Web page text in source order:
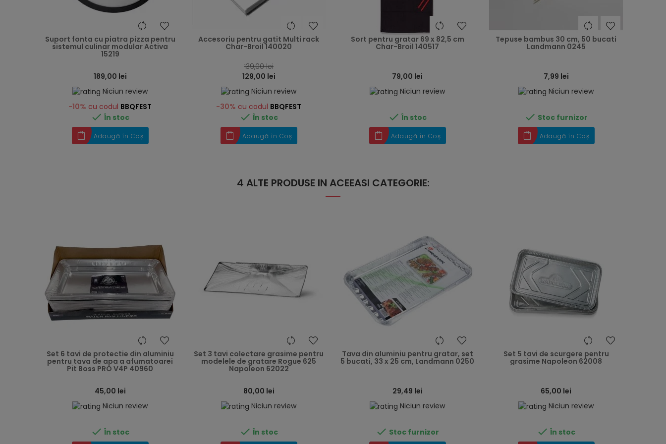
heart
Suport fonta cu piatra pizza pentru
sistemul culinar modular Activa
15219
189,00 lei
Niciun review
-10% cu codul BBQFEST
 În stoc
Adaugă în Coș
heart
Accesoriu pentru gatit Multi rack
Char-Broil 140020
139,00 lei
129,00 lei
Niciun review
-30% cu codul BBQFEST
 În stoc
Adaugă în Coș
heart
Sort pentru gratar 69 x 82,5 cm
Char-Broil 140517
79,00 lei
Niciun review
 În stoc
Adaugă în Coș
heart
Tepuse bambus 30 cm, 50 bucati
Landmann 0245
7,99 lei
Niciun review
 Stoc furnizor
Adaugă în Coș
4 ALTE PRODUSE IN ACEEASI CATEGORIE:
heart
Set 6 tavi de protectie din aluminiu
pentru tava de apa a afumatoarei
Pit Boss PRO V4P 40960
45,00 lei
Niciun review
 În stoc
heart
Set 3 tavi colectare grasime pentru
modelele de gratare Rogue 625
Napoleon 62022
80,00 lei
Niciun review
 În stoc
heart
Tava din aluminiu pentru gratar, set
5 bucati, 33 x 25 cm, Landmann 0250
29,49 lei
Niciun review
 Stoc furnizor
heart
Set 5 tavi de scurgere pentru
grasime Napoleon 62008
65,00 lei
Niciun review
 În stoc